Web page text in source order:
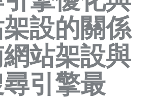
設的關係
站架設與
引擎最